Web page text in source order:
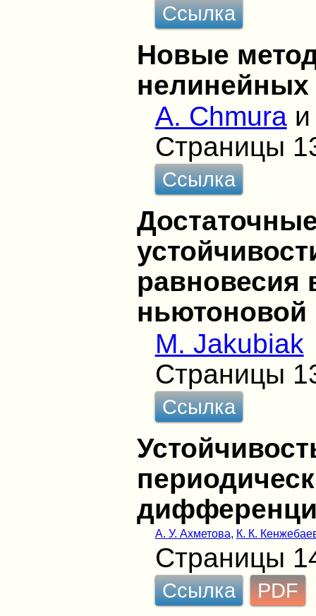
Ссылка
Новые
нелинейных
A. Chmura
Страницы
Ссылка
равновесия
ньютоновой
M. Jakubiak
Страницы
Ссылка
А. У. Ахметова, К. К.
Страницы
Ссылка PDF